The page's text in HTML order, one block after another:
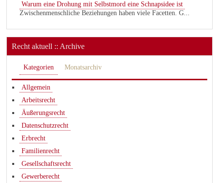
Warum eine Drohung mit Selbstmord eine Schnapsidee ist
Zwischenmenschliche Beziehungen haben viele Facetten. G...
Recht aktuell :: Archive
Kategorien Monatsarchiv
Allgemein
Arbeitsrecht
Äußerungsrecht
Datenschutzrecht
Erbrecht
Familienrecht
Gesellschaftsrecht
Gewerberecht